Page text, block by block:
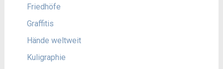
Friedhöfe
Graffitis
Hände weltweit
Kuligraphie